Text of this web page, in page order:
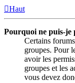
Haut
Pourquoi ne puis-je
Certains
groupes. Pour
avoir les
groupes et les
vous devez